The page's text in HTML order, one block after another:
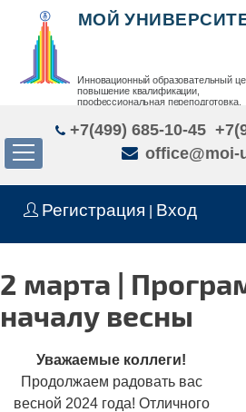
Регистрация Вход
МОЙ
Инновационный образовательный
повышение квалификации,
профессиональная переподготовка,
+7(499) 685-10-45
office@moi-
2 марта |
началу весны
Уважаемые коллеги!
Продолжаем радовать вас
весной 2024 года! Отличного